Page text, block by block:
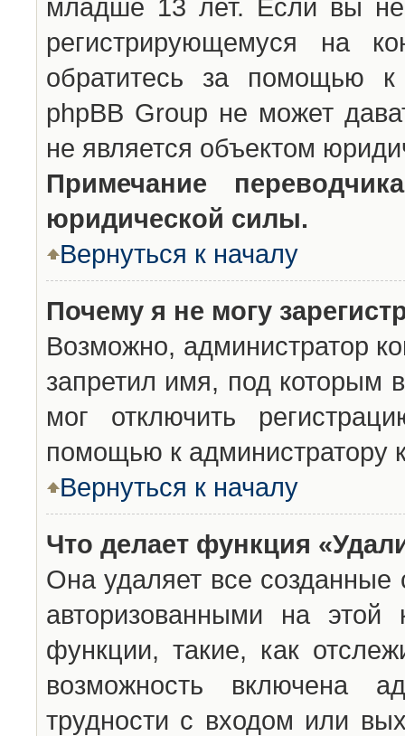
младше 13 лет. Если вы
регистрирующемуся на
обратитесь за помощью к
phpBB Group не может
не является объектом
Примечание
юридической силы.
Вернуться к началу
Почему я не могу
Возможно, администратор
запретил имя, под которым
мог отключить
помощью к администратору
Вернуться к началу
Что делает функция
Она удаляет все созданные
авторизованными на
функции, такие, как
возможность включена
трудности с входом или